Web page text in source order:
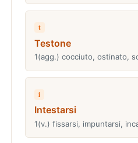
t
Testone
1(agg.) cocciuto, ostinato,
i
Intestarsi
1(v.) fissarsi, impuntarsi,